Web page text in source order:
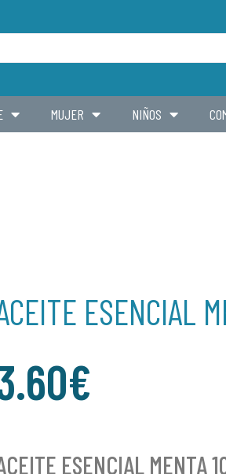
MUJER NIÑOS
ESENCIAL
€
ESENCIAL MENTA